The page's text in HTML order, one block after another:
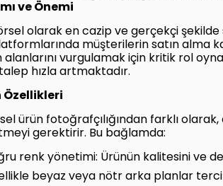
ve Önemi
olarak en cazip ve gerçekçi
müşterilerin satın alma
alanlarını vurgulamak için kritik rol
hızla artmaktadır.
Özellikleri
ürün fotoğrafçılığından farklı
gerektirir. Bu bağlamda:
renk yönetimi: Ürünün kalitesini ve
beyaz veya nötr arka planlar